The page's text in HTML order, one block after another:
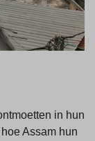
in hun
Assam hun